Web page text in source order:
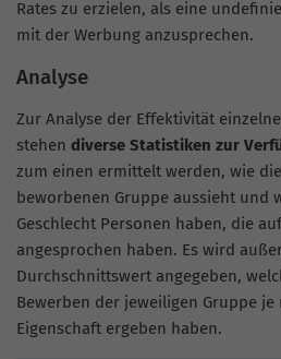
Rates zu erzielen, als eine
mit der Werbung anzusprechen.
Analyse
Zur Analyse der Effektivität
stehen diverse Statistiken zur
zum einen ermittelt werden, wie
beworbenen Gruppe aussieht und
Geschlecht Personen haben, die
angesprochen haben. Es wird
Durchschnittswert angegeben,
Bewerben der jeweiligen Gruppe
Eigenschaft ergeben haben.